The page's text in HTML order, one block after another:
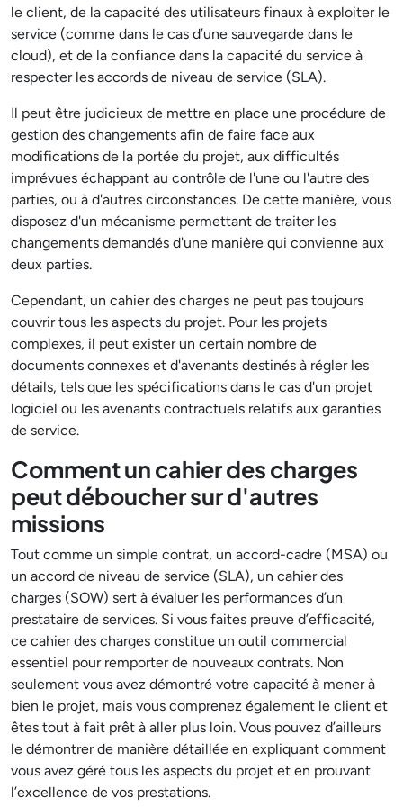
le client, de la capacité des utilisateurs finaux à exploiter le
service (comme dans le cas d’une sauvegarde dans le
cloud), et de la confiance dans la capacité du service à
respecter les accords de niveau de service (SLA).
Il peut être judicieux de mettre en place une procédure de
gestion des changements afin de faire face aux
modifications de la portée du projet, aux difficultés
imprévues échappant au contrôle de l'une ou l'autre des
parties, ou à d'autres circonstances. De cette manière, vous
disposez d'un mécanisme permettant de traiter les
changements demandés d'une manière qui convienne aux
deux parties.
Cependant, un cahier des charges ne peut pas toujours
couvrir tous les aspects du projet. Pour les projets
complexes, il peut exister un certain nombre de
documents connexes et d'avenants destinés à régler les
détails, tels que les spécifications dans le cas d'un projet
logiciel ou les avenants contractuels relatifs aux garanties
de service.
Comment un cahier des charges
peut déboucher sur d'autres
missions
Tout comme un simple contrat, un accord-cadre (MSA) ou
un accord de niveau de service (SLA), un cahier des
charges (SOW) sert à évaluer les performances d’un
prestataire de services. Si vous faites preuve d’efficacité,
ce cahier des charges constitue un outil commercial
essentiel pour remporter de nouveaux contrats. Non
seulement vous avez démontré votre capacité à mener à
bien le projet, mais vous comprenez également le client et
êtes tout à fait prêt à aller plus loin. Vous pouvez d’ailleurs
le démontrer de manière détaillée en expliquant comment
vous avez géré tous les aspects du projet et en prouvant
l’excellence de vos prestations.